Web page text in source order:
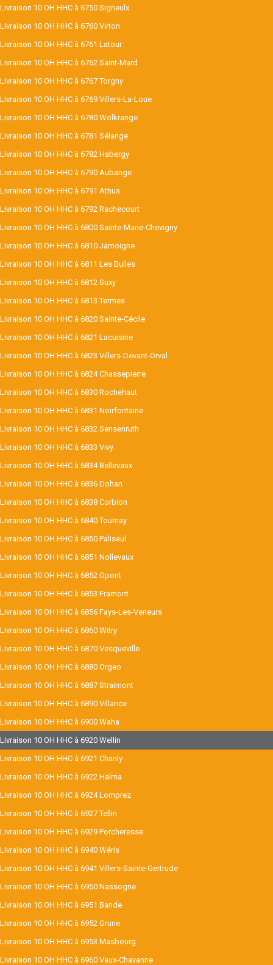
Livraison 10 OH HHC à 6750 Signeulx
Livraison 10 OH HHC à 6760 Virton
Livraison 10 OH HHC à 6761 Latour
Livraison 10 OH HHC à 6762 Saint-Mard
Livraison 10 OH HHC à 6767 Torgny
Livraison 10 OH HHC à 6769 Villers-La-Loue
Livraison 10 OH HHC à 6780 Wolkrange
Livraison 10 OH HHC à 6781 Sélange
Livraison 10 OH HHC à 6782 Habergy
Livraison 10 OH HHC à 6790 Aubange
Livraison 10 OH HHC à 6791 Athus
Livraison 10 OH HHC à 6792 Rachecourt
Livraison 10 OH HHC à 6800 Sainte-Marie-Chevigny
Livraison 10 OH HHC à 6810 Jamoigne
Livraison 10 OH HHC à 6811 Les Bulles
Livraison 10 OH HHC à 6812 Suxy
Livraison 10 OH HHC à 6813 Termes
Livraison 10 OH HHC à 6820 Sainte-Cécile
Livraison 10 OH HHC à 6821 Lacuisine
Livraison 10 OH HHC à 6823 Villers-Devant-Orval
Livraison 10 OH HHC à 6824 Chassepierre
Livraison 10 OH HHC à 6830 Rochehaut
Livraison 10 OH HHC à 6831 Noirfontaine
Livraison 10 OH HHC à 6832 Sensenruth
Livraison 10 OH HHC à 6833 Vivy
Livraison 10 OH HHC à 6834 Bellevaux
Livraison 10 OH HHC à 6836 Dohan
Livraison 10 OH HHC à 6838 Corbion
Livraison 10 OH HHC à 6840 Tournay
Livraison 10 OH HHC à 6850 Paliseul
Livraison 10 OH HHC à 6851 Nollevaux
Livraison 10 OH HHC à 6852 Opont
Livraison 10 OH HHC à 6853 Framont
Livraison 10 OH HHC à 6856 Fays-Les-Veneurs
Livraison 10 OH HHC à 6860 Witry
Livraison 10 OH HHC à 6870 Vesqueville
Livraison 10 OH HHC à 6880 Orgeo
Livraison 10 OH HHC à 6887 Straimont
Livraison 10 OH HHC à 6890 Villance
Livraison 10 OH HHC à 6900 Waha
Livraison 10 OH HHC à 6920 Wellin
Livraison 10 OH HHC à 6921 Chanly
Livraison 10 OH HHC à 6922 Halma
Livraison 10 OH HHC à 6924 Lomprez
Livraison 10 OH HHC à 6927 Tellin
Livraison 10 OH HHC à 6929 Porcheresse
Livraison 10 OH HHC à 6940 Wéris
Livraison 10 OH HHC à 6941 Villers-Sainte-Gertrude
Livraison 10 OH HHC à 6950 Nassogne
Livraison 10 OH HHC à 6951 Bande
Livraison 10 OH HHC à 6952 Grune
Livraison 10 OH HHC à 6953 Masbourg
Livraison 10 OH HHC à 6960 Vaux-Chavanne